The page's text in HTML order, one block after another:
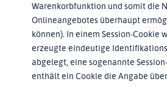
Warenkorbfunktion und somit die
Onlineangebotes überhaupt
können). In einem Session-Cookie
erzeugte eindeutige
abgelegt, eine sogenannte
enthält ein Cookie die Angabe